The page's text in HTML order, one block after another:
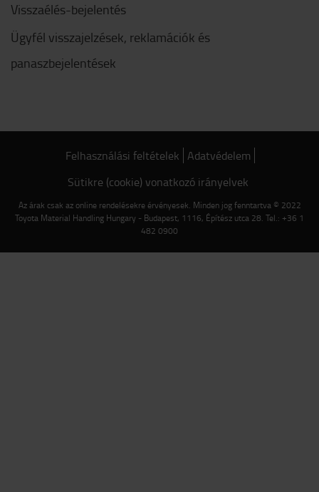
Visszaélés-bejelentés
Ügyfél visszajelzések, reklamációk és
panaszbejelentések
Felhasználási feltételek Adatvédelem
Sütikre (cookie) vonatkozó irányelvek
Az árak csak az online rendelésekre érvényesek. Minden jog fenntartva © 2022
Toyota Material Handling Hungary - Budapest, 1116, Építész utca 28. Tel.: +36 1
482 0900